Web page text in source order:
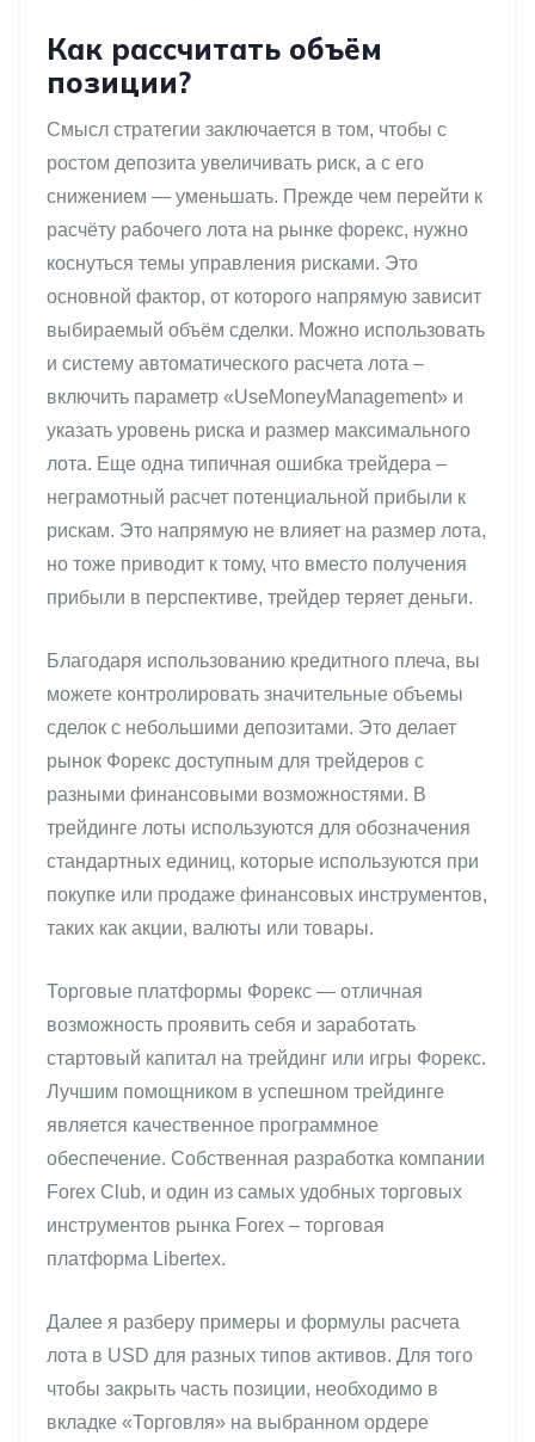
Как рассчитать объём
позиции?
Смысл стратегии заключается в том, чтобы с
ростом депозита увеличивать риск, а с его
снижением — уменьшать. Прежде чем перейти к
расчёту рабочего лота на рынке форекс, нужно
коснуться темы управления рисками. Это
основной фактор, от которого напрямую зависит
выбираемый объём сделки. Можно использовать
и систему автоматического расчета лота –
включить параметр «UseMoneyManagement» и
указать уровень риска и размер максимального
лота. Еще одна типичная ошибка трейдера –
неграмотный расчет потенциальной прибыли к
рискам. Это напрямую не влияет на размер лота,
но тоже приводит к тому, что вместо получения
прибыли в перспективе, трейдер теряет деньги.
Благодаря использованию кредитного плеча, вы
можете контролировать значительные объемы
сделок с небольшими депозитами. Это делает
рынок Форекс доступным для трейдеров с
разными финансовыми возможностями. В
трейдинге лоты используются для обозначения
стандартных единиц, которые используются при
покупке или продаже финансовых инструментов,
таких как акции, валюты или товары.
Торговые платформы Форекс — отличная
возможность проявить себя и заработать
стартовый капитал на трейдинг или игры Форекс.
Лучшим помощником в успешном трейдинге
является качественное программное
обеспечение. Собственная разработка компании
Forex Club, и один из самых удобных торговых
инструментов рынка Forex – торговая
платформа Libertex.
Далее я разберу примеры и формулы расчета
лота в USD для разных типов активов. Для того
чтобы закрыть часть позиции, необходимо в
вкладке «Торговля» на выбранном ордере